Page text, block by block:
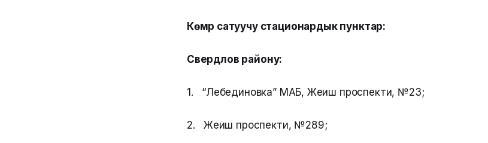
Көмүр сатуучу стационардык пунктар:
Свердлов району:
1. “Лебединовка” МАБ, Жеңиш проспекти, №23;
2. Жеңиш проспекти, №289;